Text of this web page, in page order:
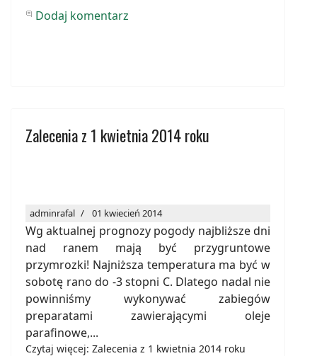
Dodaj komentarz
Zalecenia z 1 kwietnia 2014 roku
adminrafal 01 kwiecień 2014
Wg aktualnej prognozy pogody najbliższe dni
nad ranem mają być przygruntowe
przymrozki! Najniższa temperatura ma być w
sobotę rano do -3 stopni C. Dlatego nadal nie
powinniśmy wykonywać zabiegów
preparatami zawierającymi oleje
parafinowe,...
Czytaj więcej: Zalecenia z 1 kwietnia 2014 roku